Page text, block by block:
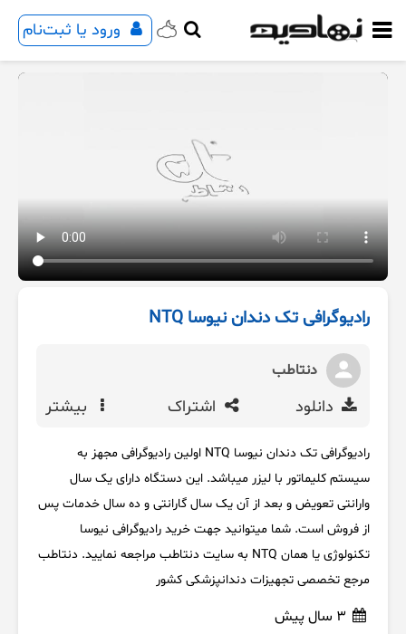
ورود یا ثبت‌نام
رادیوگرافی تک دندان نیوسا NTQ
دنتاطب
دانلود اشتراک بیشتر
رادیوگرافی تک دندان نیوسا NTQ اولین رادیوگرافی مجهز به
سیستم کلیماتور با لیزر میباشد. این دستگاه دارای یک سال
وارانتی تعویض و بعد از آن یک سال گارانتی و ده سال خدمات پس
از فروش است. شما میتوانید جهت خرید رادیوگرافی نیوسا
تکنولوژی یا همان NTQ به سایت دنتاطب مراجعه نمایید. دنتاطب
مرجع تخصصی تجهیزات دندانپزشکی کشور